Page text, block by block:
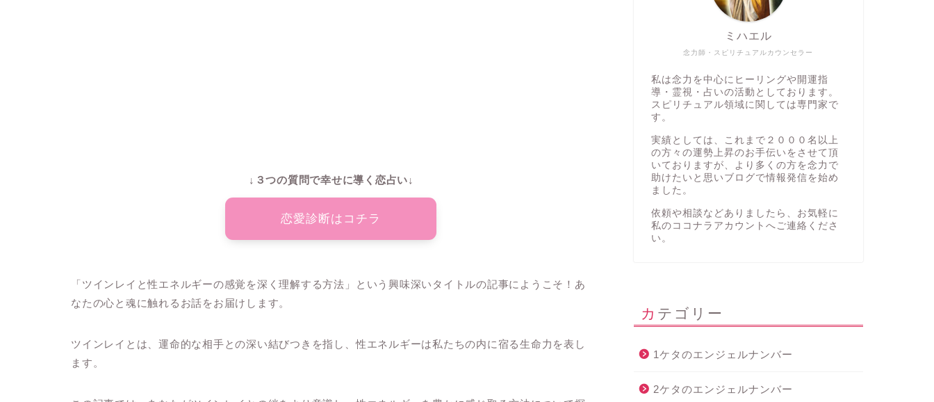
↓３つの質問で幸せに導く恋占い↓
恋愛診断はコチラ
「ツインレイと性エネルギーの感覚を深く理解する方法」という興味深いタイトルの記事にようこそ！あ
なたの心と魂に触れるお話をお届けします。
ツインレイとは、運命的な相手との深い結びつきを指し、性エネルギーは私たちの内に宿る生命力を表し
ます。
念力師・スピリチュアルカウンセラー
ミハエル
私は念力を中心にヒーリングや開運指
導・霊視・占いの活動としております。
スピリチュアル領域に関しては専門家で
す。
実績としては、これまで２０００名以上
の方々の運勢上昇のお手伝いをさせて頂
いておりますが、より多くの方を念力で
助けたいと思いブログで情報発信を始め
ました。
依頼や相談などありましたら、お気軽に
私の ココナラアカウント へご連絡くださ
い。
カテゴリー
1ケタのエンジェルナンバー
2ケタのエンジェルナンバー